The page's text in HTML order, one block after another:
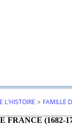
L'HISTOIRE > FAMILLE
FRANCE (1682-